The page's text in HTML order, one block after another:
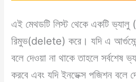
এই মেথডটি লিস্ট থেকে একটি
রিমুভ(delete) করে। যদি এ
বলে দেওয়া না থাকে তাহলে সর্বশেষ
করবে এবং যদি ইনডেক্স পজিশন বলে